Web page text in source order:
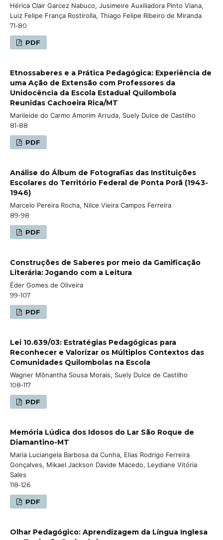
Hérica Clair Garcez Nabuco, Jusimeire Auxiliadora Pinto Viana,
Luiz Felipe França Rostirolla, Thiago Felipe Ribeiro de Miranda
71-80
PDF
Etnossaberes e a Prática Pedagógica: Experiência de
uma Ação de Extensão com Professores da
Unidocência da Escola Estadual Quilombola
Reunidas Cachoeira Rica/MT
Marileide do Carmo Amorim Arruda, Suely Dulce de Castilho
81-88
PDF
Análise do Álbum de Fotografias das Instituições
Escolares do Território Federal de Ponta Porã (1943-
1946)
Marcelo Pereira Rocha, Nilce Vieira Campos Ferreira
89-98
PDF
Construções de Saberes por meio da Gamificação
Literária: Jogando com a Leitura
Éder Gomes de Oliveira
99-107
PDF
Lei 10.639/03: Estratégias Pedagógicas para
Reconhecer e Valorizar os Múltiplos Contextos das
Comunidades Quilombolas na Escola
Wagner Mônantha Sousa Morais, Suely Dulce de Castilho
108-117
PDF
Memória Lúdica dos Idosos do Lar São Roque de
Diamantino-MT
Maria Luciangela Barbosa da Cunha, Elias Rodrigo Ferreira
Gonçalves, Mikael Jackson Davide Macedo, Leydiane Vitória
Sales
118-126
PDF
Olhar Pedagógico: Aprendizagem da Língua Inglesa